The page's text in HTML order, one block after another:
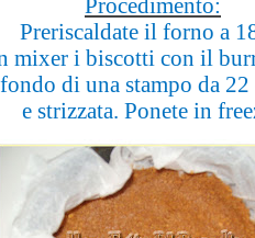
Procedimento:
Preriscaldate il forno a
mixer i biscotti con il
di una stampo da
e strizzata. Ponete in